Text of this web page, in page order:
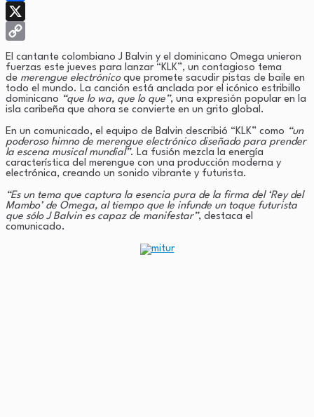
Facebook
X
Copy
Link
El cantante colombiano J Balvin y el dominicano Omega unieron
fuerzas este jueves para lanzar “KLK”, un contagioso tema
de merengue electrónicoque promete sacudir pistas de baile en
todo el mundo. La canción está anclada por el icónico estribillo
dominicano “que lo wa, que lo que”, una expresión popular en la
isla caribeña que ahora se convierte en un grito global.
En un comunicado, el equipo de Balvin describió “KLK” como “un
poderoso himno de merengue electrónico diseñado para prender
la escena musical mundial”. La fusión mezcla la energía
característica del merengue con una producción moderna y
electrónica, creando un sonido vibrante y futurista.
“Es un tema que captura la esencia pura de la firma del ‘Rey del
Mambo’ de Omega, al tiempo que le infunde un toque futurista
que sólo J Balvin es capaz de manifestar”, destaca el
comunicado.